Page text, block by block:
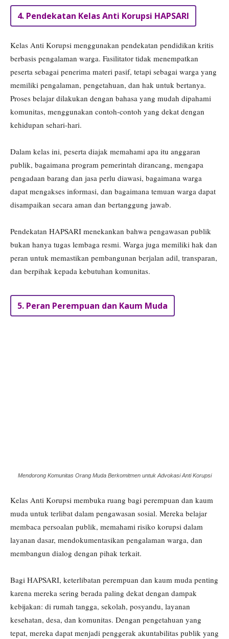
4. Pendekatan Kelas Anti Korupsi HAPSARI
Kelas Anti Korupsi menggunakan pendekatan pendidikan kritis
berbasis pengalaman warga. Fasilitator tidak menempatkan
peserta sebagai penerima materi pasif, tetapi sebagai warga yang
memiliki pengalaman, pengetahuan, dan hak untuk bertanya.
Proses belajar dilakukan dengan bahasa yang mudah dipahami
komunitas, menggunakan contoh-contoh yang dekat dengan
kehidupan sehari-hari.
Dalam kelas ini, peserta diajak memahami apa itu anggaran
publik, bagaimana program pemerintah dirancang, mengapa
pengadaan barang dan jasa perlu diawasi, bagaimana warga
dapat mengakses informasi, dan bagaimana temuan warga dapat
disampaikan secara aman dan bertanggung jawab.
Pendekatan HAPSARI menekankan bahwa pengawasan publik
bukan hanya tugas lembaga resmi. Warga juga memiliki hak dan
peran untuk memastikan pembangunan berjalan adil, transparan,
dan berpihak kepada kebutuhan komunitas.
5. Peran Perempuan dan Kaum Muda
Mendorong Komunitas Orang Muda Berkomitmen untuk Advokasi Anti Korupsi
Kelas Anti Korupsi membuka ruang bagi perempuan dan kaum
muda untuk terlibat dalam pengawasan sosial. Mereka belajar
membaca persoalan publik, memahami risiko korupsi dalam
layanan dasar, mendokumentasikan pengalaman warga, dan
membangun dialog dengan pihak terkait.
Bagi HAPSARI, keterlibatan perempuan dan kaum muda penting
karena mereka sering berada paling dekat dengan dampak
kebijakan: di rumah tangga, sekolah, posyandu, layanan
kesehatan, desa, dan komunitas. Dengan pengetahuan yang
tepat, mereka dapat menjadi penggerak akuntabilitas publik yang